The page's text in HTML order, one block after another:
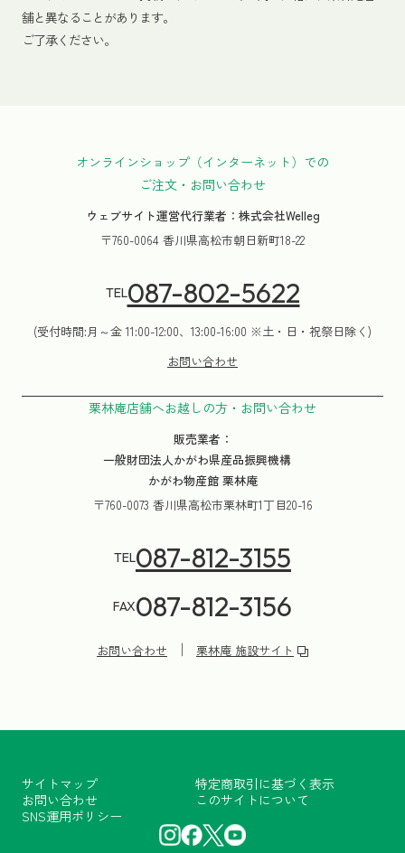
舗と異なることがあります。
ご了承ください。
オンラインショップ（インターネット）での
ご注文・お問い合わせ
ウェブサイト運営代行業者：株式会社Welleg
〒760-0064 香川県高松市朝日新町18-22
TEL087-802-5622
(受付時間:月～金 11:00-12:00、13:00-16:00 ※土・日・祝祭日除く)
お問い合わせ
栗林庵店舗へお越しの方・お問い合わせ
販売業者：
一般財団法人かがわ県産品振興機構
かがわ物産館 栗林庵
〒760-0073 香川県高松市栗林町1丁目20-16
TEL087-812-3155
FAX087-812-3156
お問い合わせ 栗林庵 施設サイト
サイトマップ
特定商取引に基づく表示
お問い合わせ
このサイトについて
SNS運用ポリシー